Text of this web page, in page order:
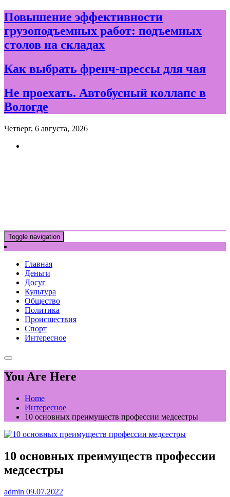
Skip
to
content
Повышение эффективности
грузоподъемных работ: подъемных
столов на складах
Как выбрать френч-прессы для чая
Не проехать. Автобусный коллапс в
Вологде
Четверг, 6 августа, 2026
Toggle navigation
Главная
Деньги
Досуг
Культура
Общество
Политика
Происшествия
Спорт
Интересное
You Are Here
Home
Интересное
10 основных преимуществ профессии медсестры
10 основных преимуществ профессии
медсестры
admin 09.07.2022